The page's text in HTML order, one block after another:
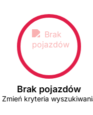
Brak pojazdów
Zmień kryteria